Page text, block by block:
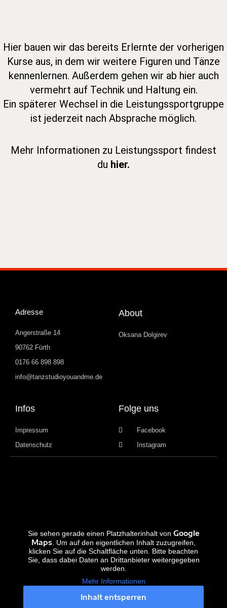
Hier bauen wir das bereits Erlernte der vorherigen
Kurse aus, in dem wir weitere Figuren und Tänze
kennenlernen. Außerdem gehen wir ab hier auch
vermehrt auf Technik und Haltung ein.
Ein späterer Wechsel in die Leistungssportgruppe
ist jederzeit nach Absprache möglich.
Mehr Informationen zu Leistungssport findest
du hier.
Adresse
Angerstraße 14
90762 Fürth
0176 66 898 898
info@tanzstudioyouandme.de
About
Oksana Dolgirev
Infos
Impressum
Datenschutz
Folge uns
Facebook
Instagram
Sie sehen gerade einen Platzhalterinhalt von Google
Maps . Um auf den eigentlichen Inhalt zuzugreifen,
klicken Sie auf die Schaltfläche unten. Bitte beachten
Sie, dass dabei Daten an Drittanbieter weitergegeben
werden.
Mehr Informationen
Inhalt entsperren